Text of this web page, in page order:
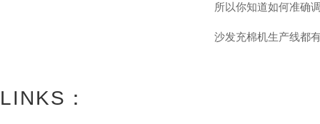
所以你知道如何准确
沙发充棉机生产线都
LINKS：